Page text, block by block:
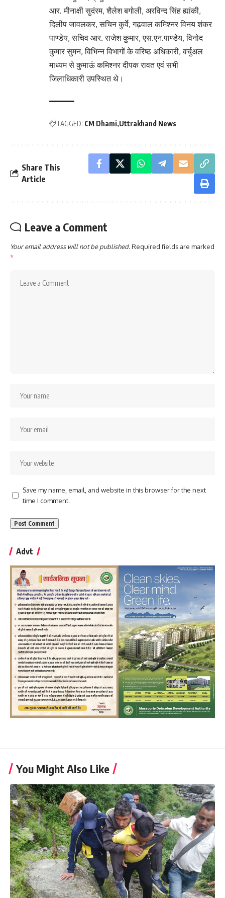
आर. मीनाक्षी सुदंरम, शैलेश बगोली, अरविन्द सिंह ह्यांकी,
दिलीप जावलकर, सचिन कुर्वे, गढ़वाल कमिश्नर विनय शंकर
पाण्डेय, सचिव आर. राजेश कुमार, एस.एन.पाण्डेय, विनोद
कुमार सुमन, विभिन्न विभागों के वरिष्ठ अधिकारी, वर्चुअल
माध्यम से कुमाऊं कमिश्नर दीपक रावत एवं सभी
जिलाधिकारी उपस्थित थे।
TAGGED: CM Dhami Uttrakhand News
Share This
Article
Leave a Comment
Your email address will not be published.Required fields are marked
*
Save my name, email, and website in this browser for the next
time I comment.
Advt
You Might Also Like